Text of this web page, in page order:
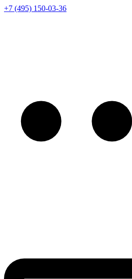
+7 (495) 150-03-36